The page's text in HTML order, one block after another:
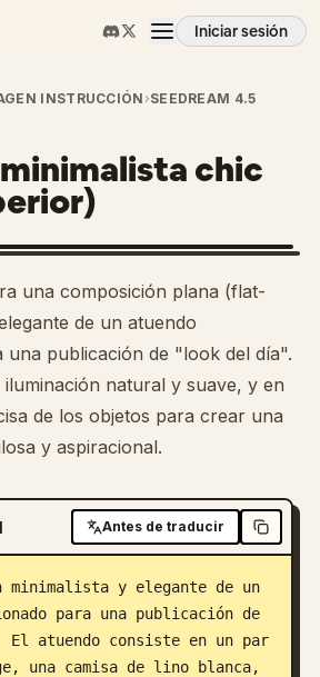
Iniciar sesión
INSTRUCCIÓN ›SEEDREAM 4.5
chic
una composición plana (flat-
de un atuendo
una publicación de "look del día".
natural y suave, y en
de los objetos para crear una
y aspiracional.
Antes de traducir
minimalista y elegante de un
para una publicación de
atuendo consiste en un par
una camisa de lino blanca,